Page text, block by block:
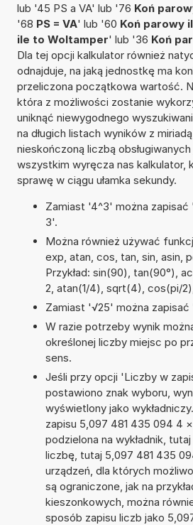
lub '45 PS a VA' lub '76 Koń
'68 PS = VA' lub '60 Koń parowy
ile to Woltamper' lub '36 Koń
Dla tej opcji kalkulator również
odnajduje, na jaką jednostkę ma
przeliczona początkowa wartość.
która z możliwości zostanie
uniknąć niewygodnego
na długich listach wyników z
nieskończoną liczbą
wszystkim wyręcza nas kalkulator,
sprawę w ciągu ułamka sekundy.
Zamiast '4^3' można
3'.
Można również używać
exp, atan, cos, tan, sin, asin,
Przykład: sin(90), tan(90°),
2, atan(1/4), sqrt(4), cos(pi/
Zamiast '√25' można
W razie potrzeby wynik
określonej liczby miejsc po
sens.
Jeśli przy opcji 'Liczby w
postawiono znak wyboru,
wyświetlony jako
zapisu 5,097 481 435 094 4 ×
podzielona na wykładnik,
liczbę, tutaj 5,097 481 435
urządzeń, dla których
są ograniczone, jak na
kieszonkowych, można
sposób zapisu liczb jako